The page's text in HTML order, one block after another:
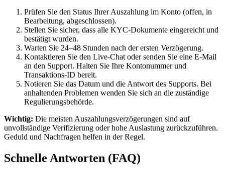
Prüfen Sie den Status Ihrer Auszahlung im Konto (offen, in
Bearbeitung, abgeschlossen).
Stellen Sie sicher, dass alle KYC-Dokumente eingereicht und
bestätigt wurden.
Warten Sie 24–48 Stunden nach der ersten Verzögerung.
Kontaktieren Sie den Live-Chat oder senden Sie eine E-Mail
an den Support. Halten Sie Ihre Kontonummer und
Transaktions-ID bereit.
Notieren Sie das Datum und die Antwort des Supports. Bei
anhaltenden Problemen wenden Sie sich an die zuständige
Regulierungsbehörde.
Wichtig: Die meisten Auszahlungsverzögerungen sind auf
unvollständige Verifizierung oder hohe Auslastung zurückzuführen.
Geduld und Nachfragen helfen in der Regel.
Schnelle Antworten (FAQ)